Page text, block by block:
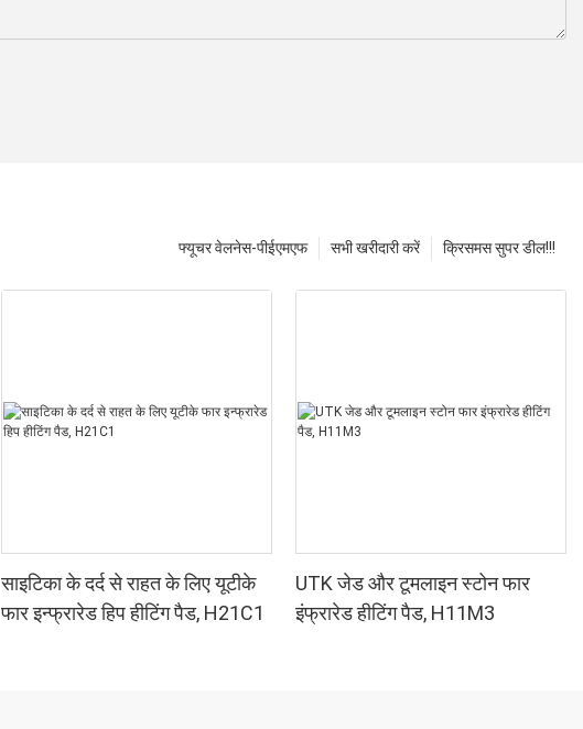
क्रिसमस सुपर डील!!!
सभी खरीदारी करें
फ्यूचर वेलनेस-पीईएमएफ
साइटिका के दर्द से राहत के लिए यूटीके
फार इन्फ्रारेड हिप हीटिंग पैड, H21C1
UTK जेड और टूमलाइन स्टोन फार
इंफ्रारेड हीटिंग पैड, H11M3